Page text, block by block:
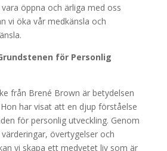
öppna och ärliga med oss
vi öka vår medkänsla och
för Personlig
från Brené Brown är betydelsen
har visat att en djup förståelse
för personlig utveckling. Genom
övertygelser och
vi skapa ett medvetet liv som är